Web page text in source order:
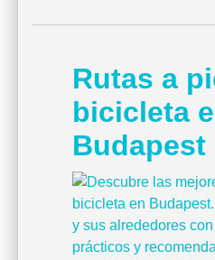
Rutas a
bicicleta
Budapest